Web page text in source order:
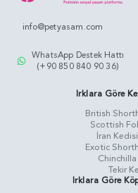
info@petyasam.com
WhatsApp Destek Hattı
(+90 850 840 90 36)
Irklara Göre
British
Scottish
İran
Exotic
Tekir
Irklara Göre